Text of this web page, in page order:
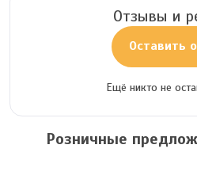
Отзывы и
Оставить
Ещё никто не
Розничные